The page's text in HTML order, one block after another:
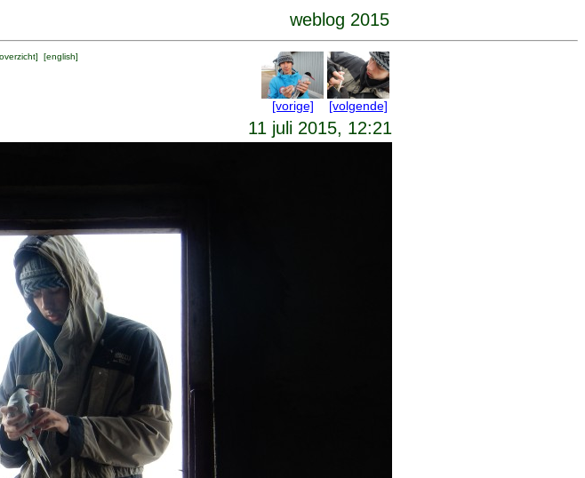
weblog 2015
overzicht] [english]
[vorige] [volgende]
11 juli 2015, 12:21